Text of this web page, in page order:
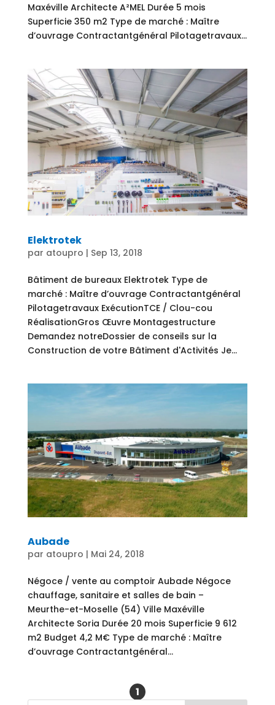
Maxéville Architecte A²MEL Durée 5 mois
Superficie 350 m2 Type de marché : Maître
d’ouvrage Contractantgénéral Pilotagetravaux...
Elektrotek
par atoupro | Sep 13, 2018
Bâtiment de bureaux Elektrotek Type de
marché : Maître d’ouvrage Contractantgénéral
Pilotagetravaux ExécutionTCE / Clou-cou
RéalisationGros Œuvre Montagestructure
Demandez notreDossier de conseils sur la
Construction de votre Bâtiment d'Activités Je...
Aubade
par atoupro | Mai 24, 2018
Négoce / vente au comptoir Aubade Négoce
chauffage, sanitaire et salles de bain –
Meurthe-et-Moselle (54) Ville Maxéville
Architecte Soria Durée 20 mois Superficie 9 612
m2 Budget 4,2 M€ Type de marché : Maître
d’ouvrage Contractantgénéral...
1